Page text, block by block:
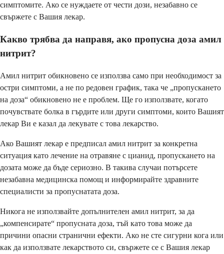
симптомите. Ако се нуждаете от чести дози, незабавно се
свържете с Вашия лекар.
Какво трябва да направя, ако пропусна доза амил
нитрит?
Амил нитрит обикновено се използва само при необходимост за
остри симптоми, а не по редовен график, така че „пропускането
на доза“ обикновено не е проблем. Ще го използвате, когато
почувствате болка в гърдите или други симптоми, които Вашият
лекар Ви е казал да лекувате с това лекарство.
Ако Вашият лекар е предписал амил нитрит за конкретна
ситуация като лечение на отравяне с цианид, пропускането на
дозата може да бъде сериозно. В такива случаи потърсете
незабавна медицинска помощ и информирайте здравните
специалисти за пропуснатата доза.
Никога не използвайте допълнителен амил нитрит, за да
„компенсирате“ пропусната доза, тъй като това може да
причини опасни странични ефекти. Ако не сте сигурни кога или
как да използвате лекарството си, свържете се с Вашия лекар